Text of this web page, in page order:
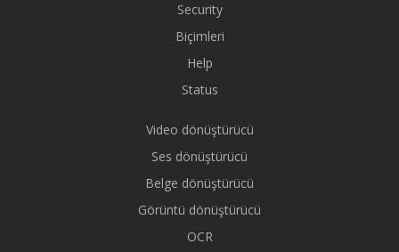
Security
Biçimleri
Help
Status
Video dönüştürücü
Ses dönüştürücü
Belge dönüştürücü
Görüntü dönüştürücü
OCR